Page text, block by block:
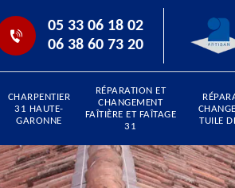
05 33 06 18 02
06 38 60 73 20
CHARPENTIER
31 HAUTE-
GARONNE
RÉPARATION ET
CHANGEMENT
FAÎTIÈRE ET FAÎTAGE
31
TUILE